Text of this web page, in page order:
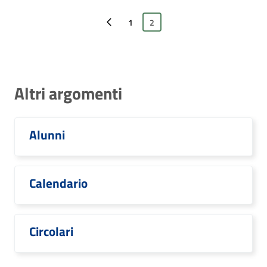
Pagina precedente
1 2
Altri argomenti
Alunni
Calendario
Circolari